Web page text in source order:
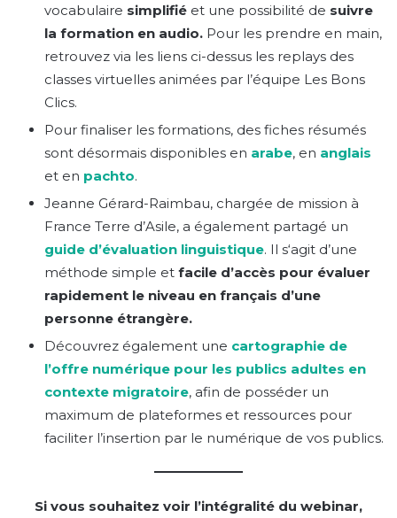
vocabulaire simplifié et une possibilité de suivre
la formation en audio. Pour les prendre en main,
retrouvez via les liens ci-dessus les replays des
classes virtuelles animées par l’équipe Les Bons
Clics.
Pour finaliser les formations, des fiches résumés
sont désormais disponibles en arabe, en anglais
et en pachto.
Jeanne Gérard-Raimbau, chargée de mission à
France Terre d’Asile, a également partagé un
guide d’évaluation linguistique. Il s‘agit d’une
méthode simple et facile d’accès pour évaluer
rapidement le niveau en français d’une
personne étrangère.
Découvrez également une cartographie de
l’offre numérique pour les publics adultes en
contexte migratoire, afin de posséder un
maximum de plateformes et ressources pour
faciliter l’insertion par le numérique de vos publics.
Si vous souhaitez voir l’intégralité du webinar,